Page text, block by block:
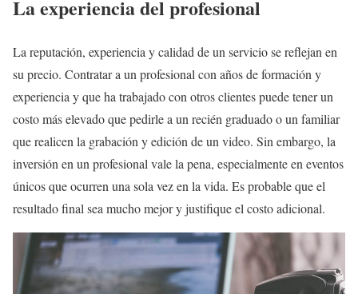
La experiencia del profesional
La reputación, experiencia y calidad de un servicio se reflejan en
su precio. Contratar a un profesional con años de formación y
experiencia y que ha trabajado con otros clientes puede tener un
costo más elevado que pedirle a un recién graduado o un familiar
que realicen la grabación y edición de un video. Sin embargo, la
inversión en un profesional vale la pena, especialmente en eventos
únicos que ocurren una sola vez en la vida. Es probable que el
resultado final sea mucho mejor y justifique el costo adicional.